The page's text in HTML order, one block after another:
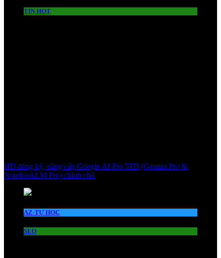
TIN HOT
HD đăng ký, nâng cấp Google AI Pro 5TB (Gemini Pro &
NotebookLM Pro) chính chủ
AZ-TỰ HỌC
SEO